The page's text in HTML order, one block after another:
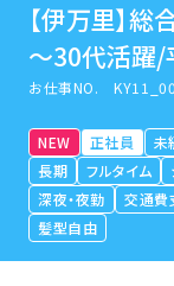
【伊万里】
～30代活躍
育休取得可
お仕事NO.
NEW 正社員 未
長期
フルタイム
深夜・夜勤
交通費
髪型自由